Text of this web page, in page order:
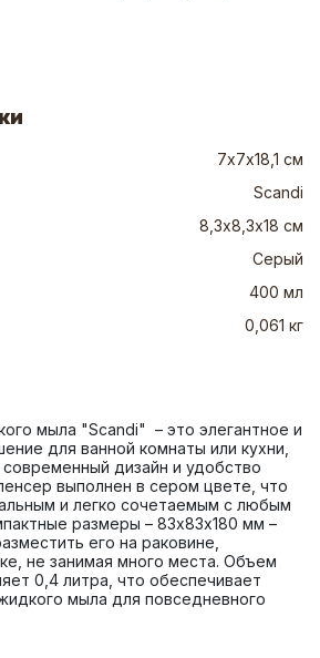
7х7х18,1 см
Scandi
8,3х8,3х18 см
Серый
400 мл
0,061 кг
мыла "Scandi"  – это элегантное и
для ванной комнаты или кухни,
дизайн и удобство
выполнен в сером цвете, что
и легко сочетаемым с любым
размеры – 83х83х180 мм –
его на раковине,
не занимая много места. Объем
0,4 литра, что обеспечивает
мыла для повседневного